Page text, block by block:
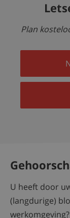
Plan
U heeft door
(langdurige)